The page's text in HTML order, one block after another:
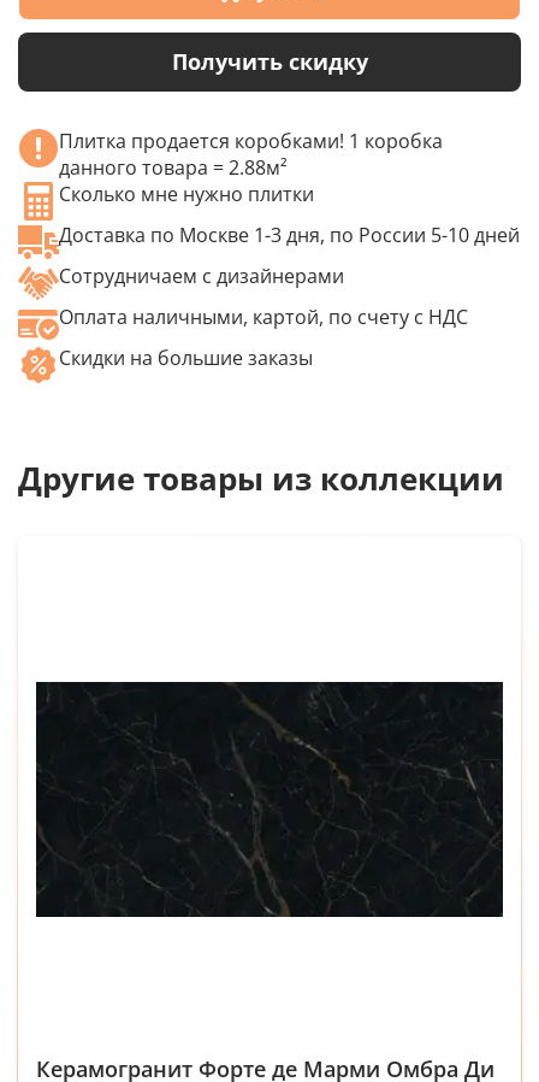
Получить скидку
Плитка продается коробками! 1 коробка
данного товара = 2.88м²
Сколько мне нужно плитки
Доставка по Москве 1-3 дня, по России 5-10 дней
Сотрудничаем с дизайнерами
Оплата наличными, картой, по счету с НДС
Скидки на большие заказы
Другие товары из коллекции
Керамогранит Форте де Марми Омбра Ди